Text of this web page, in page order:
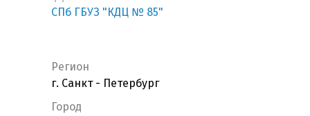
СПб ГБУЗ "КДЦ № 85"
Регион
г. Санкт - Петербург
Город